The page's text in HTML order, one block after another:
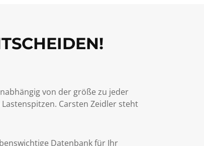
von der größe zu jeder
Carsten Zeidler steht
Datenbank für Ihr